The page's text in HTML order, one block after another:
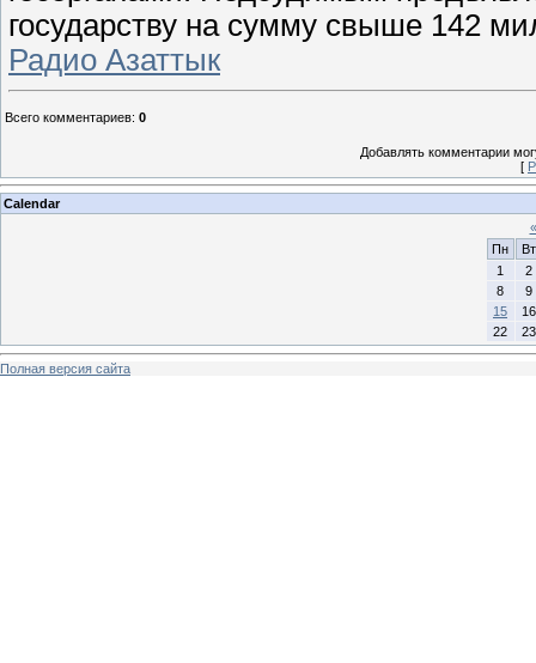
государству на сумму свыше 142
Радио Азаттык
Всего комментариев: 0
Добавлять комментарии
[
Calendar
«
Пн
Вт
1
2
8
9
15
16
22
23
Полная версия сайта